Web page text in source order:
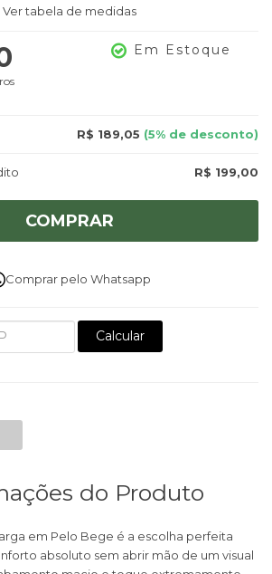
Ver tabela de medidas
Em Estoque
R$ 189,05 (5% de desconto)
R$ 199,00
COMPRAR
Comprar pelo Whatsapp
Calcular
do Produto
em Pelo Bege é a escolha perfeita
absoluto sem abrir mão de um visual